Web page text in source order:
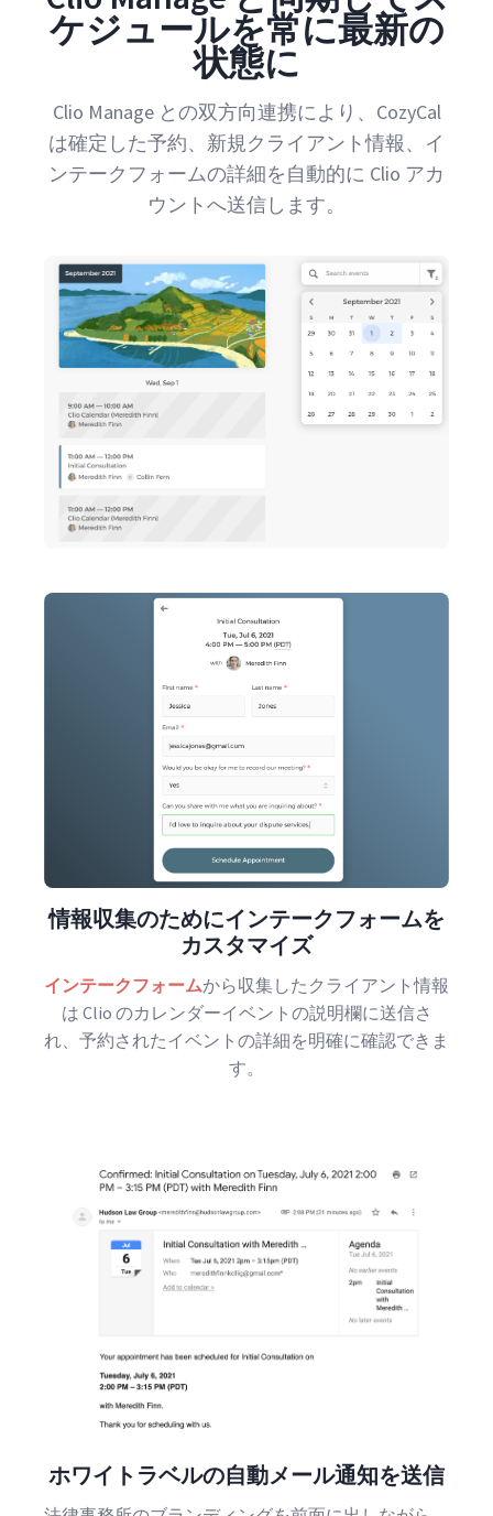
ケジュールを常に最新の
状態に
Clio Manage との双方向連携により、CozyCal
は確定した予約、新規クライアント情報、イ
ンテークフォームの詳細を自動的に Clio アカ
ウントへ送信します。
情報収集のためにインテークフォームを
カスタマイズ
インテークフォームから収集したクライアント情報
は Clio のカレンダーイベントの説明欄に送信さ
れ、予約されたイベントの詳細を明確に確認できま
す。
ホワイトラベルの自動メール通知を送信